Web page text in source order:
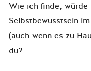
Wie ich finde, würde
Selbstbewusstsein
(auch wenn es zu
du?